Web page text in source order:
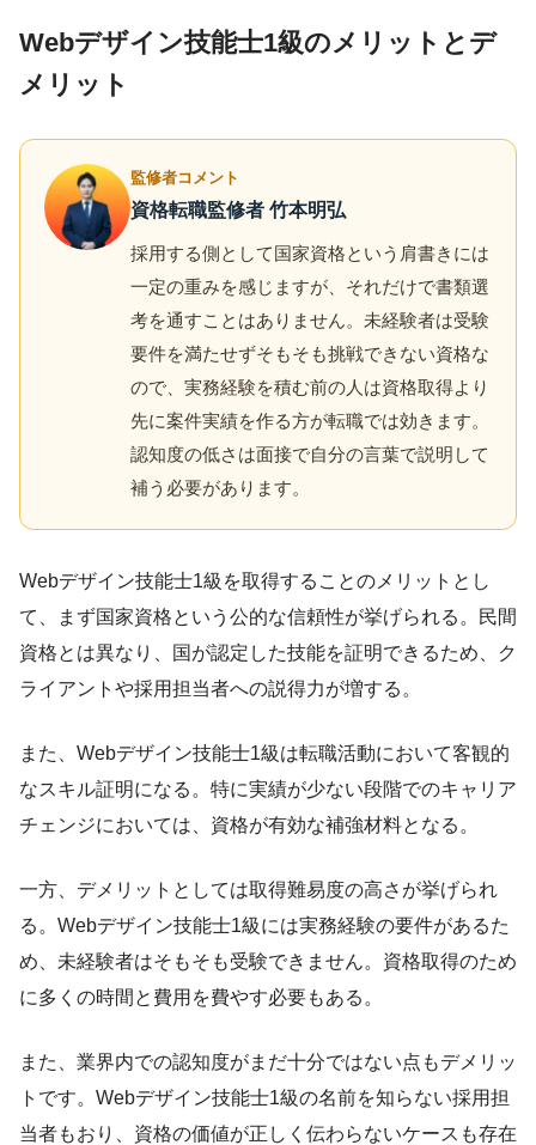
Webデザイン技能士1級のメリットとデ
メリット
監修者コメント
資格転職監修者 竹本明弘
採用する側として国家資格という肩書きには
一定の重みを感じますが、それだけで書類選
考を通すことはありません。未経験者は受験
要件を満たせずそもそも挑戦できない資格な
ので、実務経験を積む前の人は資格取得より
先に案件実績を作る方が転職では効きます。
認知度の低さは面接で自分の言葉で説明して
補う必要があります。
Webデザイン技能士1級を取得することのメリットとし
て、まず国家資格という公的な信頼性が挙げられる。民間
資格とは異なり、国が認定した技能を証明できるため、ク
ライアントや採用担当者への説得力が増する。
また、Webデザイン技能士1級は転職活動において客観的
なスキル証明になる。特に実績が少ない段階でのキャリア
チェンジにおいては、資格が有効な補強材料となる。
一方、デメリットとしては取得難易度の高さが挙げられ
る。Webデザイン技能士1級には実務経験の要件があるた
め、未経験者はそもそも受験できません。資格取得のため
に多くの時間と費用を費やす必要もある。
また、業界内での認知度がまだ十分ではない点もデメリッ
トです。Webデザイン技能士1級の名前を知らない採用担
当者もおり、資格の価値が正しく伝わらないケースも存在